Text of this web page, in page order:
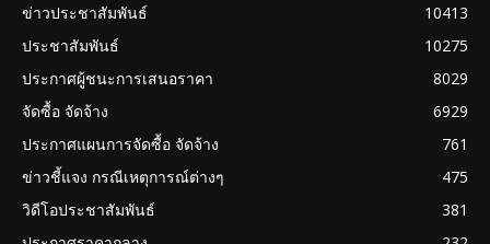
ข่าวประชาสัมพันธ์
10413
ประชาสัมพันธ์
10275
ประกาศผู้ชนะการเสนอราคา
8029
จัดซื้อ จัดจ้าง
6929
ประกาศแผนการจัดซื้อ จัดจ้าง
761
ข่าวชี้แจง กรณีเหตุการณ์ต่างๆ
475
วิดีโอประชาสัมพันธ์
381